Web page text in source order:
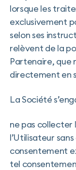
lorsque les
exclusivement
selon ses
relèvent de la
Partenaire, que
directement en
La Société
ne pas collecter
l’Utilisateur
consentement
tel